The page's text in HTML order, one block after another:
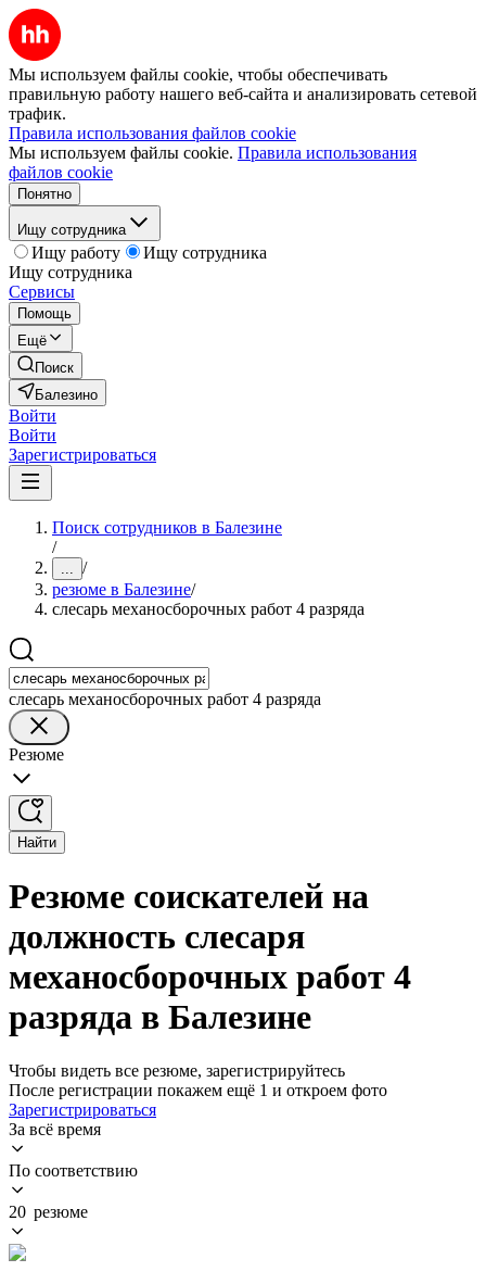
Мы используем файлы cookie, чтобы обеспечивать
правильную работу нашего веб-сайта и анализировать сетевой
трафик.
Правила использования файлов cookie
Мы используем файлы cookie. Правила использования
файлов cookie
Понятно
Ищу сотрудника
Ищу работу
Ищу сотрудника
Ищу сотрудника
Сервисы
Помощь
Ещё
Поиск
Балезино
Войти
Войти
Зарегистрироваться
Поиск сотрудников в Балезине
/
... /
резюме в Балезине/
слесарь механосборочных работ 4 разряда
слесарь механосборочных работ 4 разряда
Резюме
Найти
Резюме соискателей на
должность слесаря
механосборочных работ 4
разряда в Балезине
Чтобы видеть все резюме, зарегистрируйтесь
После регистрации покажем ещё 1 и откроем фото
Зарегистрироваться
За всё время
По соответствию
20 резюме